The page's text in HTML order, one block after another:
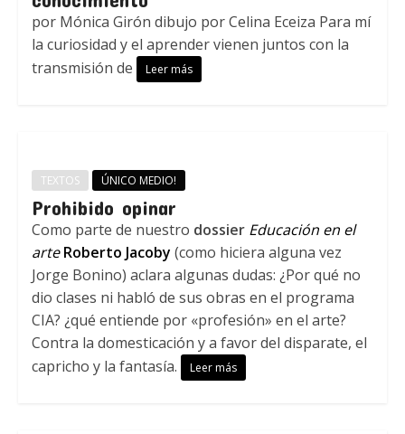
por Mónica Girón dibujo por Celina Eceiza Para mí
la curiosidad y el aprender vienen juntos con la
transmisión de
Leer más
TEXTOS ÚNICO MEDIO!
Prohibido opinar
Como parte de nuestro dossier Educación en el
arte Roberto Jacoby (como hiciera alguna vez
Jorge Bonino) aclara algunas dudas: ¿Por qué no
dio clases ni habló de sus obras en el programa
CIA? ¿qué entiende por «profesión» en el arte?
Contra la domesticación y a favor del disparate, el
capricho y la fantasía.
Leer más